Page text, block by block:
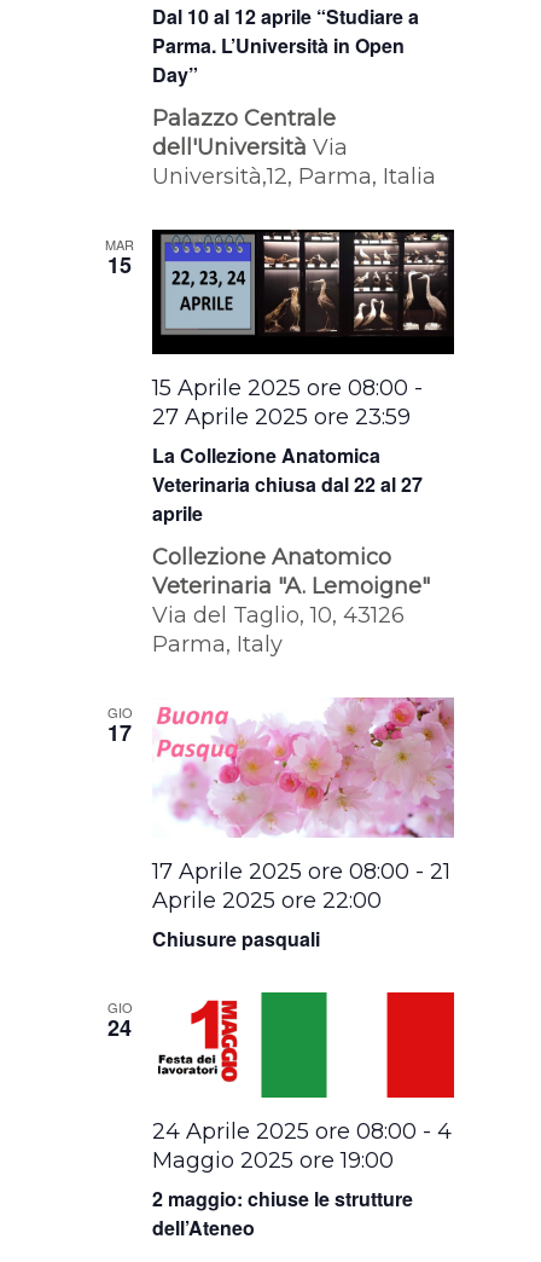
Dal 10 al 12 aprile “Studiare a
Parma. L’Università in Open
Day”
Palazzo Centrale
dell'UniversitàVia
Università,12, Parma, Italia
MAR
15
La Collezione Anatomica
Veterinaria chiusa dal 22 al 27
aprile
15 Aprile 2025 ore 08:00 -
27 Aprile 2025 ore 23:59
Collezione Anatomico
Veterinaria "A. Lemoigne"
Via del Taglio, 10, 43126
Parma, Italy
GIO
17
Chiusure pasquali
17 Aprile 2025 ore 08:00 -21
Aprile 2025 ore 22:00
GIO
24
2 maggio: chiuse le strutture
dell’Ateneo
24 Aprile 2025 ore 08:00 -4
Maggio 2025 ore 19:00